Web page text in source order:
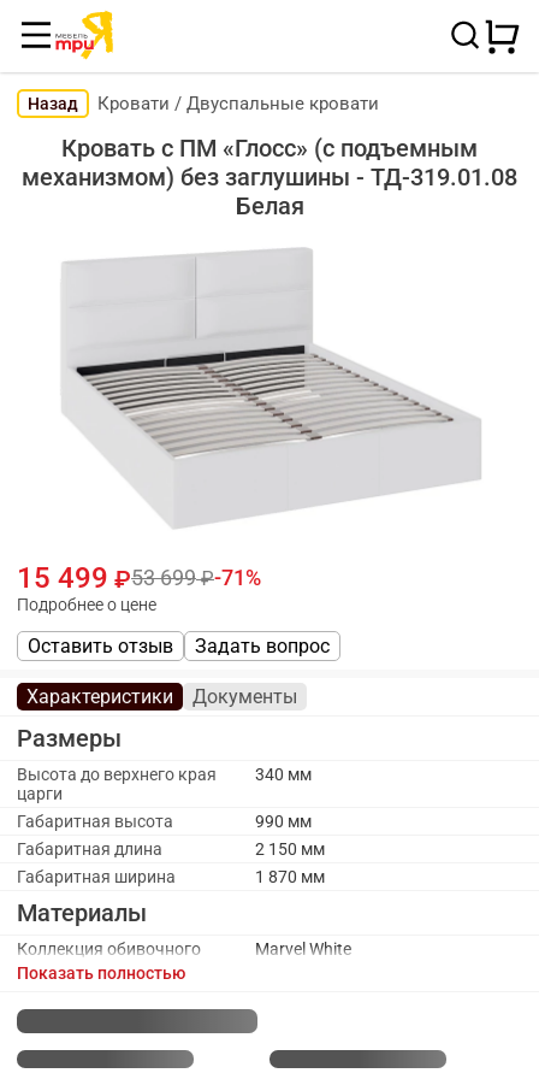
Назад Кровати / Двуспальные кровати
Кровать с ПМ «Глосс» (с подъемным
механизмом) без заглушины - ТД-319.01.08
Белая
15 499 53 699 71
Подробнее о цене
Оставить отзыв Задать вопрос
Характеристики Документы
Размеры
Высота до верхнего края
царги
340 мм
Габаритная высота
990 мм
Габаритная длина
2 150 мм
Габаритная ширина
1 870 мм
Материалы
Коллекция обивочного
материала
Marvel White
Материал спинки
Экокожа
Обивочный материал
Экокожа
Показать полностью